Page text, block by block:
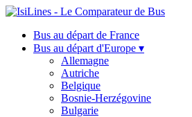
Bus au départ de France
Bus au départ d'Europe ▾
Allemagne
Autriche
Belgique
Bosnie-Herzégovine
Bulgarie